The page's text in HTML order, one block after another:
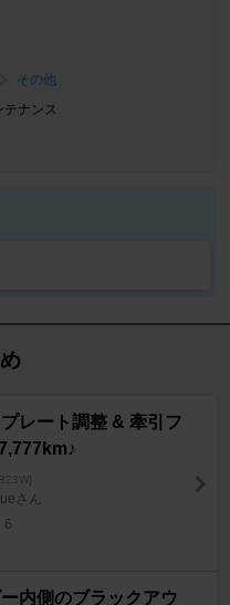
その他
ナンス
レート調整 & 牽引フ
さん
6
内側のブラックアウ